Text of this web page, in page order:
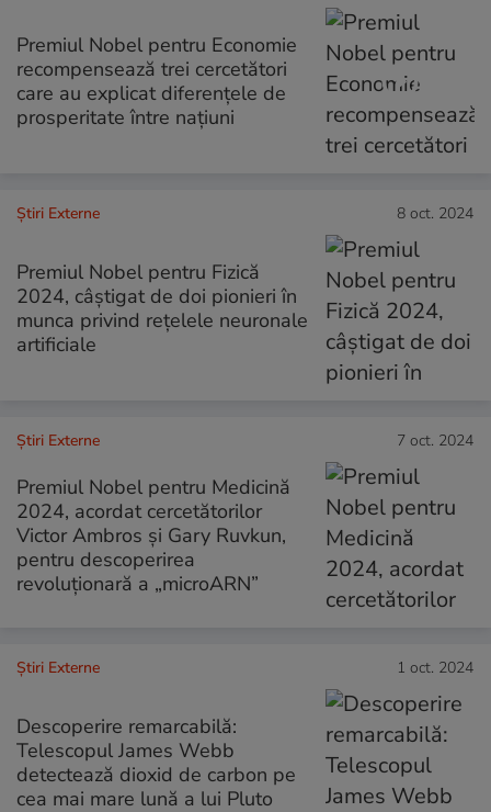
Premiul Nobel pentru Economie
recompensează trei cercetători
care au explicat diferențele de
prosperitate între națiuni
Știri Externe 8 oct. 2024
Premiul Nobel pentru Fizică
2024, câștigat de doi pionieri în
munca privind rețelele neuronale
artificiale
Știri Externe 7 oct. 2024
Premiul Nobel pentru Medicină
2024, acordat cercetătorilor
Victor Ambros şi Gary Ruvkun,
pentru descoperirea
revoluționară a „microARN”
Știri Externe 1 oct. 2024
Descoperire remarcabilă:
Telescopul James Webb
detectează dioxid de carbon pe
cea mai mare lună a lui Pluto